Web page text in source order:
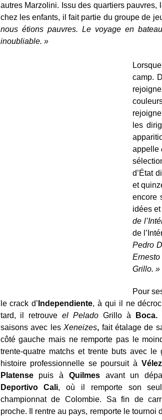
autres Marzolini. Issu des quartiers
chez les enfants, il fait partie du groupe de
nous étions pauvres. Le voyage en
inoubliable. »
camp.
les
appelle
d’État
et
encore
idées
de
de
Pedro
Grillo. »
Pour
le crack d’ Independiente, à qui il ne
tard, il retrouveel Pelado Grillo à Boca.
saisons avec lesXeneizes, fait étalage de
côté gauche mais ne remporte pas le
trente-quatre matchs et trente buts avec le
histoire professionnelle se poursuit à
Platensepuis à Quilmesavant un
Deportivo Cali, où il remporte son
championnat de Colombie. Sa fin de
proche. Il rentre au pays, remporte le tournoi